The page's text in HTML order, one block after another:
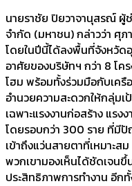
นายราชัย ปิยวาจานุสรณ์ ผู้
จำกัด (มหาชน) กล่าวว่า ศุ
โดยในปีนี้ได้ลงพื้นที่จังหวัด
อาศัยของบริษัทฯ กว่า 8 โค
โฮม พร้อมทั้งร่วมมือกับเครื
อำนวยความสะดวกให้กลุ่มเ
เฉพาะแรงงานก่อสร้าง แร
โดยรอบกว่า 300 ราย ที่มีปั
เข้าถึงแว่นสายตาที่เหมาะส
พวกเขามองเห็นได้ชัดเจ
ประสิทธิภาพการทำงาน อี